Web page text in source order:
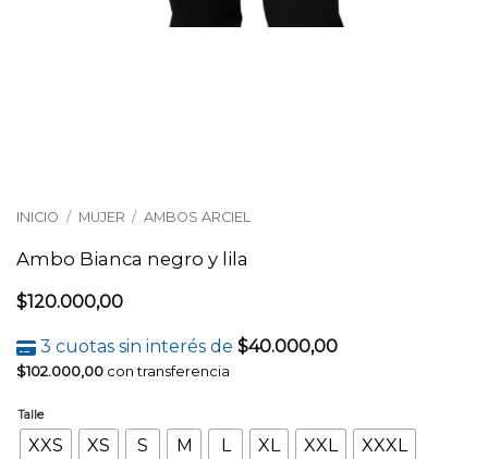
INICIO / MUJER / AMBOS ARCIEL
Ambo Bianca negro y lila
$120.000,00
3 cuotas sin interés de $40.000,00
$102.000,00 con transferencia
Talle
XXS XS S M L XL XXL XXXL